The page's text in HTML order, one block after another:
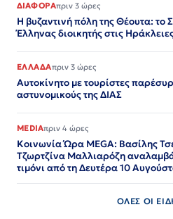
ΔΙΑΦΟΡΑπριν 3 ώρες
Η βυζαντινή πόλη της Θέουτα: το
Έλληνας διοικητής στις
ΕΛΛΑΔΑπριν 3 ώρες
Αυτοκίνητο με τουρίστες
αστυνομικούς της ΔΙΑΣ
MEDIAπριν 4 ώρες
Κοινωνία Ώρα MEGA: Βασίλης
Τζωρτζίνα Μαλλιαρόζη
τιμόνι από τη Δευτέρα 10
ΟΛΕΣ ΟΙ